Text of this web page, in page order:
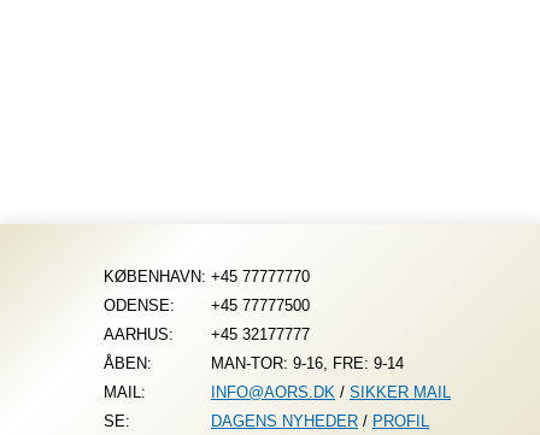
KØBENHAVN: +45 77777770
ODENSE:
+45 77777500
AARHUS:
+45 32177777
ÅBEN:
MAN-TOR: 9-16, FRE: 9-14
MAIL:
INFO@AORS.DK / SIKKER MAIL
SE:
DAGENS NYHEDER / PROFIL